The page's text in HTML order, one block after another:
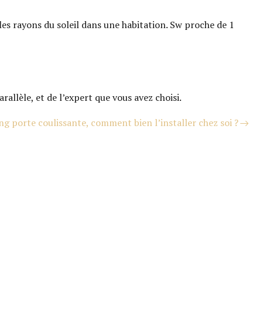
rayons du soleil dans une habitation. Sw proche de 1
et de l’expert que vous avez choisi.
porte coulissante, comment bien l’installer chez soi ?